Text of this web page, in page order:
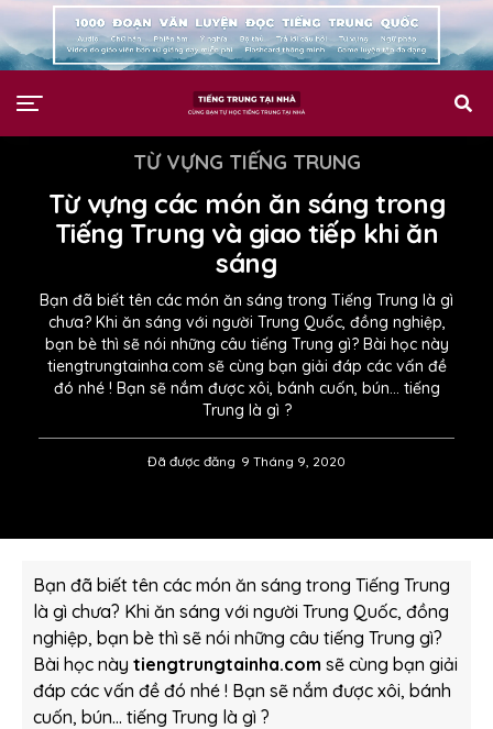
TỪ VỰNG TIẾNG TRUNG
Từ vựng các món ăn sáng trong
Tiếng Trung và giao tiếp khi ăn
sáng
Bạn đã biết tên các món ăn sáng trong Tiếng Trung là gì
chưa? Khi ăn sáng với người Trung Quốc, đồng nghiệp,
bạn bè thì sẽ nói những câu tiếng Trung gì? Bài học này
tiengtrungtainha.com sẽ cùng bạn giải đáp các vấn đề
đó nhé ! Bạn sẽ nắm được xôi, bánh cuốn, bún… tiếng
Trung là gì ?
Đã được đăng 9 Tháng 9, 2020
Bạn đã biết tên các món ăn sáng trong Tiếng Trung
là gì chưa? Khi ăn sáng với người Trung Quốc, đồng
nghiệp, bạn bè thì sẽ nói những câu tiếng Trung gì?
Bài học này tiengtrungtainha.com sẽ cùng bạn giải
đáp các vấn đề đó nhé ! Bạn sẽ nắm được xôi, bánh
cuốn, bún… tiếng Trung là gì ?